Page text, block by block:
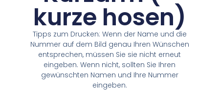
kurze hosen)
Tipps zum Drucken: Wenn der Name und die
Nummer auf dem Bild genau Ihren Wünschen
entsprechen, müssen Sie sie nicht erneut
eingeben. Wenn nicht, sollten Sie Ihren
gewünschten Namen und Ihre Nummer
eingeben.